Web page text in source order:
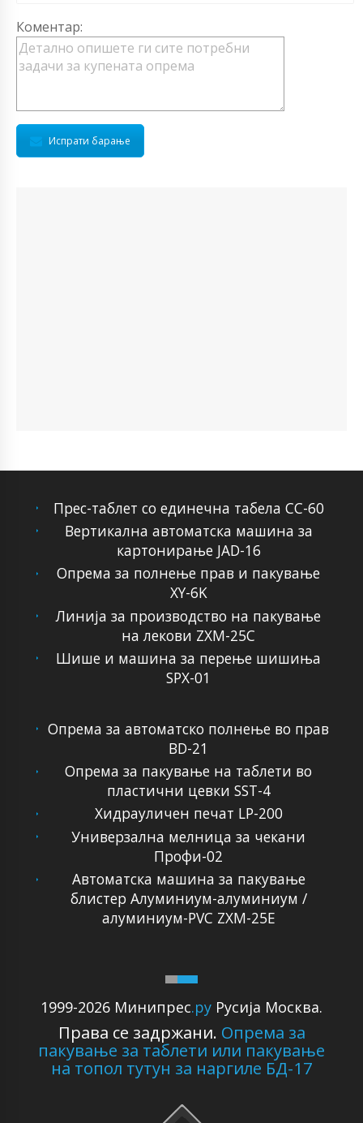
Коментар:
Испрати барање
Прес-таблет со единечна табела CC-60
Вертикална автоматска машина за
картонирање JAD-16
Опрема за полнење прав и пакување
XY-6K
Линија за производство на пакување
на лекови ZXM-25C
Шише и машина за перење шишиња
SPX-01
1999-2026 Минипрес.ру Русија Москва.
Права се задржани. Опрема за
пакување за таблети или пакување
на топол тутун за наргиле БД-17
Опрема за автоматско полнење во прав
BD-21
Опрема за пакување на таблети во
пластични цевки SST-4
Хидрауличен печат LP-200
Универзална мелница за чекани
Профи-02
Автоматска машина за пакување
блистер Алуминиум-алуминиум /
алуминиум-PVC ZXM-25E